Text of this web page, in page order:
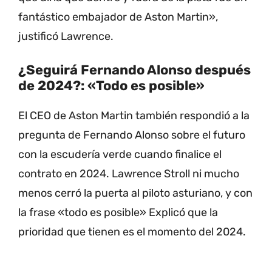
fantástico embajador de Aston Martin»,
justificó Lawrence.
¿Seguirá Fernando Alonso después
de 2024?: «Todo es posible»
El CEO de Aston Martin también respondió a la
pregunta de Fernando Alonso sobre el futuro
con la escudería verde cuando finalice el
contrato en 2024. Lawrence Stroll ni mucho
menos cerró la puerta al piloto asturiano, y con
la frase «todo es posible» Explicó que la
prioridad que tienen es el momento del 2024.